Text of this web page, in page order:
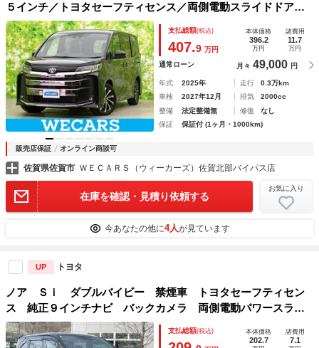
５インチ／トヨタセーフティセンス／両側電動スライドドア／
シートヒーター 前席／パノラミックビューモニター／車線逸
脱防止支援システム
支払総額(税込)
407.9 万円
本体価格
396.2
万円
諸費用
11.7
万円
通常ローン 月々 49,000 円
年式 2025年 走行
0.3万km
車検
2027年12月 排気
2000cc
整備
法定整備無 修復
なし
保証
保証付 (1ヶ月・1000km)
販売店保証 オンライン商談可
佐賀県佐賀市 ＷＥＣＡＲＳ（ウィーカーズ）佐賀北部バイパス店
在庫を確認・見積り依頼する
お気に入り
今あなたの他に4人が見ています
UP トヨタ
ノア Ｓｉ ダブルバイビー 禁煙車 トヨタセーフティセン
ス 純正９インチナビ バックカメラ 両側電動パワースライ
ドドア クルーズコントロール ＬＥＤオートライト 前後ド
ライブレコーダー スマートキー
支払総額(税込) 本体価格
202.7
諸費用
7.1